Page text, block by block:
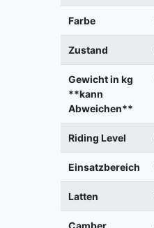
Farbe
Zustand
Gewicht in kg
**kann
Abweichen**
Riding Level
Einsatzbereich
Latten
Camber